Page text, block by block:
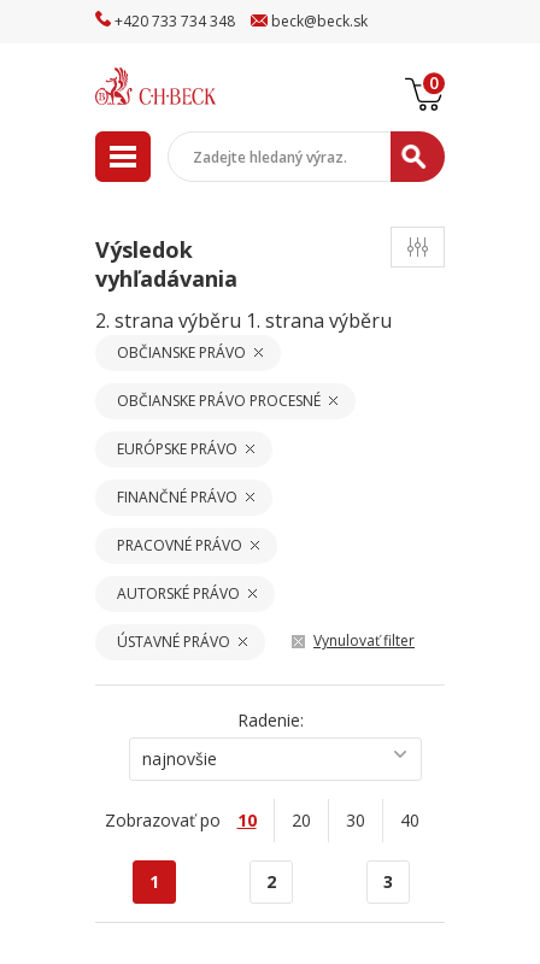
+420733 734348 beck@beck.sk
0
Výsledok
vyhľadávania
2. strana výběru 1. strana výběru
OBČIANSKE PRÁVO
OBČIANSKE PRÁVO PROCESNÉ
EURÓPSKE PRÁVO
FINANČNÉ PRÁVO
PRACOVNÉ PRÁVO
AUTORSKÉ PRÁVO
ÚSTAVNÉ PRÁVO Vynulovať filter
Radenie:
najnovšie
Zobrazovať po 10 20 30 40
1 2 3